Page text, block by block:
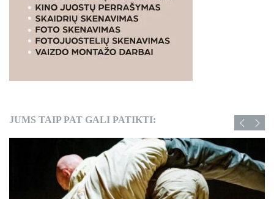
JUMS TAIP PAT GALI PATIKTI: